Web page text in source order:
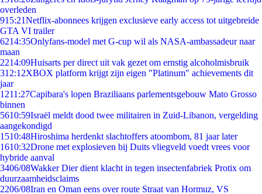
overleden
915:21Netflix-abonnees krijgen exclusieve early access tot uitgebreide
GTA VI trailer
6214:35Onlyfans-model met G-cup wil als NASA-ambassadeur naar
maan
2214:09Huisarts per direct uit vak gezet om ernstig alcoholmisbruik
312:12XBOX platform krijgt zijn eigen "Platinum" achievements dit
jaar
1211:27Capibara's lopen Braziliaans parlementsgebouw Mato Grosso
binnen
5610:59Israël meldt dood twee militairen in Zuid-Libanon, vergelding
aangekondigd
1510:48Hiroshima herdenkt slachtoffers atoombom, 81 jaar later
1610:32Drone met explosieven bij Duits vliegveld voedt vrees voor
hybride aanval
3406/08Wakker Dier dient klacht in tegen insectenfabriek Protix om
duurzaamheidsclaims
2206/08Iran en Oman eens over route Straat van Hormuz, VS